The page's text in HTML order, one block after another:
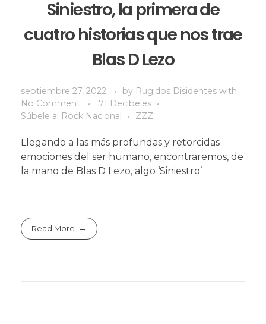
Siniestro, la primera de
cuatro historias que nos trae
Blas D Lezo
septiembre 27, 2022 by Rugidos Disidentes with
No Comment
71 Decibeles
Súbele al Rock Nacional
ZZZ
Llegando a las más profundas y retorcidas
emociones del ser humano, encontraremos, de
la mano de Blas D Lezo, algo ‘Siniestro’
Read More